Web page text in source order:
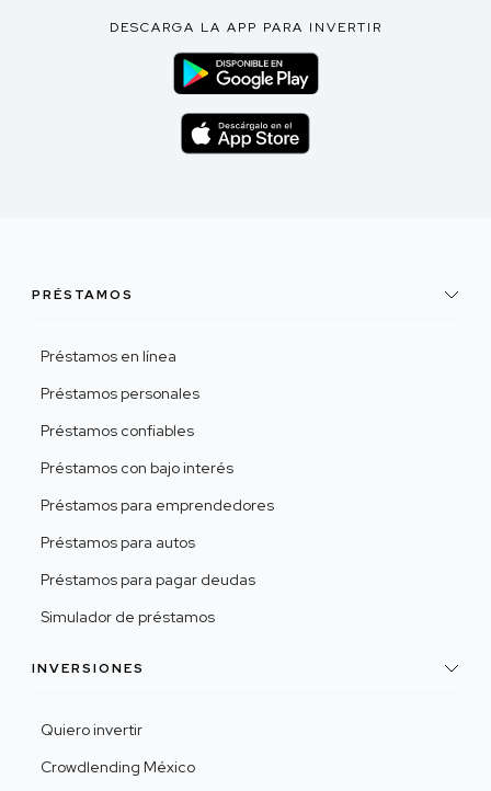
DESCARGA LA APP PARA INVERTIR
PRÉSTAMOS
Préstamos en línea
Préstamos personales
Préstamos confiables
Préstamos con bajo interés
Préstamos para emprendedores
Préstamos para autos
Préstamos para pagar deudas
Simulador de préstamos
INVERSIONES
Quiero invertir
Crowdlending México